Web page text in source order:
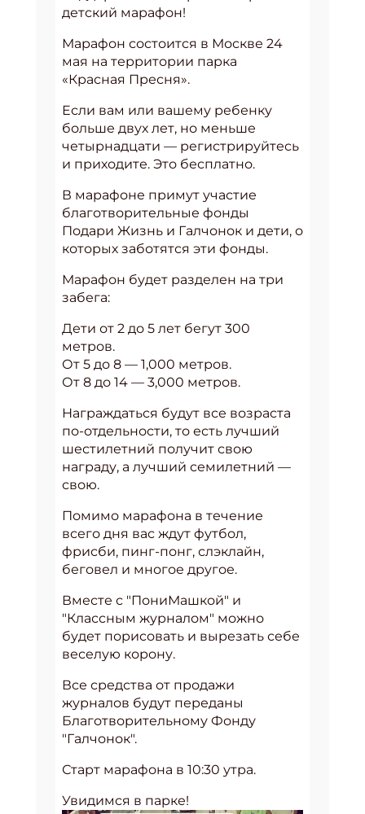
детский марафон!
Марафон состоится в Москве 24
мая на территории парка
«Красная Пресня».
Если вам или вашему ребенку
больше двух лет, но меньше
четырнадцати — регистрируйтесь
и приходите. Это бесплатно.
В марафоне примут участие
благотворительные фонды
Подари Жизнь и Галчонок и дети, о
которых заботятся эти фонды.
Марафон будет разделен на три
забега:
Дети от 2 до 5 лет бегут 300
метров.
От 5 до 8 — 1,000 метров.
От 8 до 14 — 3,000 метров.
Награждаться будут все возраста
по-отдельности, то есть лучший
шестилетний получит свою
награду, а лучший семилетний —
свою.
Помимо марафона в течение
всего дня вас ждут футбол,
фрисби, пинг-понг, слэклайн,
беговел и многое другое.
Вместе с "ПониМашкой" и
"Классным журналом" можно
будет порисовать и вырезать себе
веселую корону.
Все средства от продажи
журналов будут переданы
Благотворительному Фонду
"Галчонок".
Старт марафона в 10:30 утра.
Увидимся в парке!